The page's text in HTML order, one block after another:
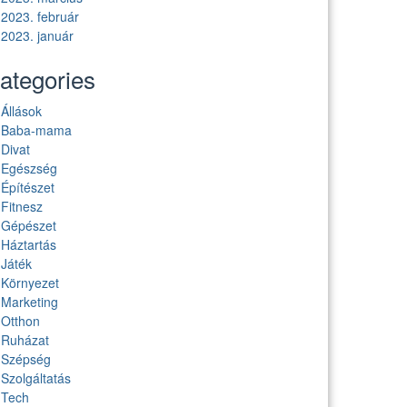
2023. február
2023. január
Állások
Baba-mama
Divat
Egészség
Építészet
Fitnesz
Gépészet
Háztartás
Játék
Környezet
Marketing
Otthon
Ruházat
Szépség
Szolgáltatás
Tech